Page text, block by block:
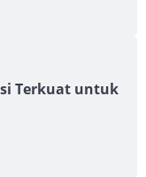
Terkuat untuk